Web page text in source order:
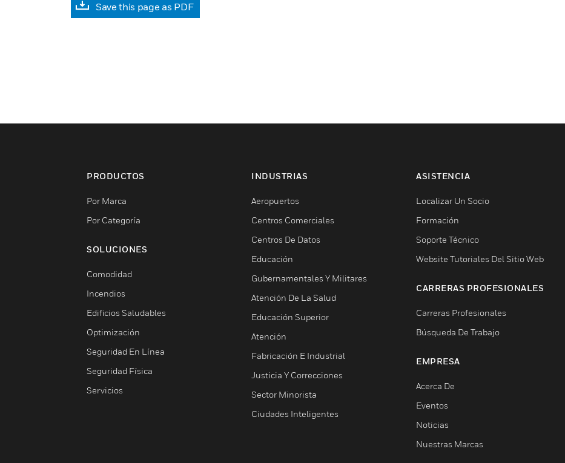
Save this page as PDF
PRODUCTOS
Por Marca
Por Categoría
SOLUCIONES
Comodidad
Incendios
Edificios Saludables
Optimización
Seguridad En Línea
Seguridad Física
Servicios
INDUSTRIAS
Aeropuertos
Centros Comerciales
Centros De Datos
Educación
Gubernamentales Y Militares
Atención De La Salud
Educación Superior
Atención
Fabricación E Industrial
Justicia Y Correcciones
Sector Minorista
Ciudades Inteligentes
ASISTENCIA
Localizar Un Socio
Formación
Soporte Técnico
Website Tutoriales Del Sitio Web
CARRERAS PROFESIONALES
Carreras Profesionales
Búsqueda De Trabajo
EMPRESA
Acerca De
Eventos
Noticias
Nuestras Marcas